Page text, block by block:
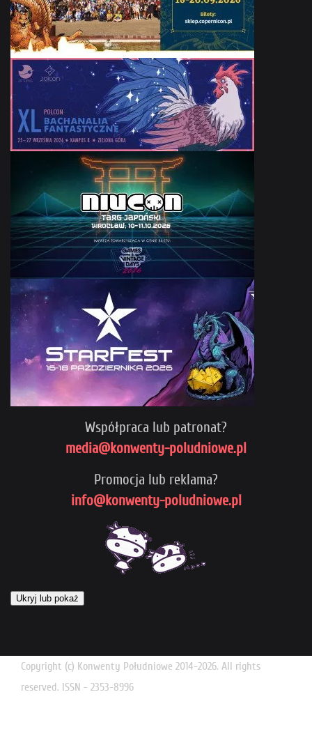
Współpraca lub patronat?
media@konwenty-poludniowe.pl
Promocja lub reklama?
info@konwenty-poludniowe.pl
Ukryj lub pokaż
Copyright (c) Konwenty Południowe 2014-2026. All rights
reserved. ISSN - 2353-8996